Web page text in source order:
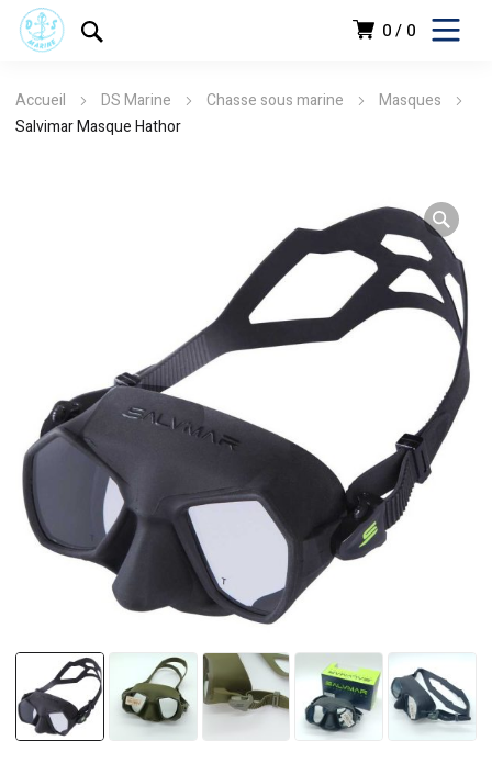
0 0
Accueil DS Marine Chasse sous marine
Masques
Salvimar Masque Hathor